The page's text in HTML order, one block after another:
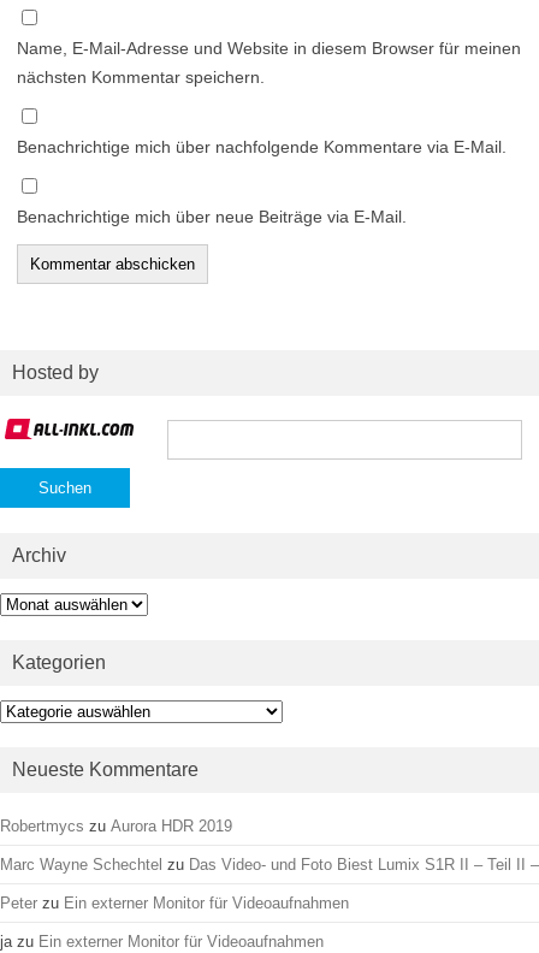
Name, E-Mail-Adresse und Website in diesem Browser für meinen
nächsten Kommentar speichern.
Benachrichtige mich über nachfolgende Kommentare via E-Mail.
Benachrichtige mich über neue Beiträge via E-Mail.
Hosted by
Suchen
Archiv
Archiv
Kategorien
Kategorien
Neueste Kommentare
Robertmycs zu Aurora HDR 2019
Marc Wayne Schechtel zu Das Video- und Foto Biest Lumix S1R II – Teil II –
Peter zu Ein externer Monitor für Videoaufnahmen
ja zu Ein externer Monitor für Videoaufnahmen